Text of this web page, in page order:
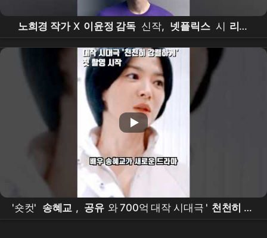
노희경 작가 X 이윤정 감독 신작, 넷플릭스 시 리즈
‘ 천천히 강렬하게 ’(가제) 제작 확정! | 송혜교 Song
공유 Gong Yoo , 김설현,
, 이하늬
캐스팅
'숏컷' 송혜교 , 공유 와 700억 대작 시대극 ' 천천히 강
렬하게 ' 첫 촬영 시작 # 송혜교 # 공유 #이슈#연예이